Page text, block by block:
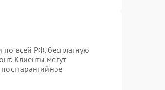
по всей РФ, бесплатную
Клиенты могут